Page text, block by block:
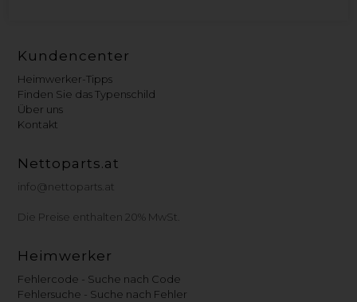
Kundencenter
Heimwerker-Tipps
Finden Sie das Typenschild
Über uns
Kontakt
Nettoparts.at
info@nettoparts.at
Die Preise enthalten 20% MwSt.
Heimwerker
Fehlercode - Suche nach Code
Fehlersuche - Suche nach Fehler